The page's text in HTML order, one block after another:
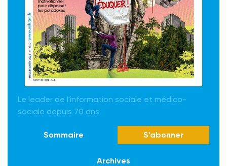
Le leader de l'information sociale et médico-
sociale depuis 70 ans
Sommaire S'abonner
Archives